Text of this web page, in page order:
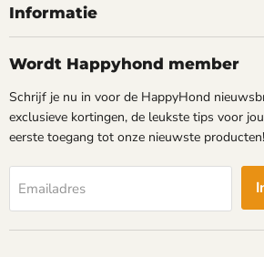
Informatie
Wordt Happyhond member
Schrijf je nu in voor de HappyHond
exclusieve kortingen, de leukste tips voor
eerste toegang tot onze nieuwste producten!
Emailadres